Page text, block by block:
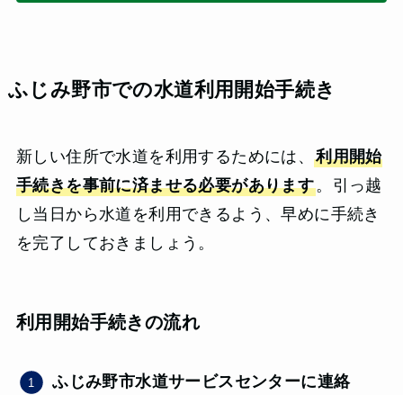
ふじみ野市での水道利用開始手続き
新しい住所で水道を利用するためには、利用開始
手続きを事前に済ませる必要があります。引っ越
し当日から水道を利用できるよう、早めに手続き
を完了しておきましょう。
利用開始手続きの流れ
ふじみ野市水道サービスセンターに連絡